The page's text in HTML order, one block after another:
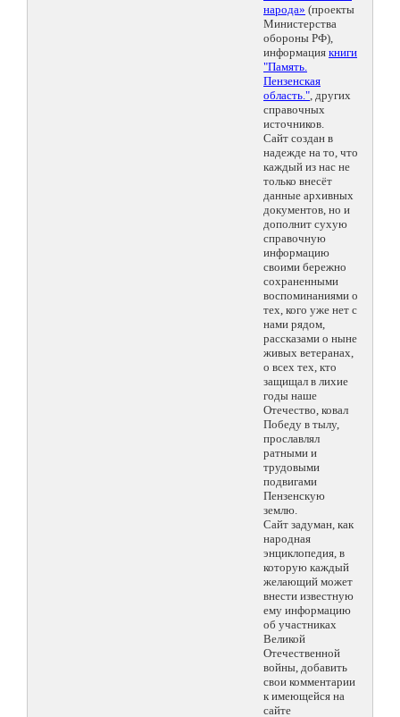
народа» (проекты
Министерства
обороны РФ),
информация книги
"Память.
Пензенская
область.", других
справочных
источников.
Сайт создан в
надежде на то, что
каждый из нас не
только внесёт
данные архивных
документов, но и
дополнит сухую
справочную
информацию
своими бережно
сохраненными
воспоминаниями о
тех, кого уже нет с
нами рядом,
рассказами о ныне
живых ветеранах,
о всех тех, кто
защищал в лихие
годы наше
Отечество, ковал
Победу в тылу,
прославлял
ратными и
трудовыми
подвигами
Пензенскую
землю.
Сайт задуман, как
народная
энциклопедия, в
которую каждый
желающий может
внести известную
ему информацию
об участниках
Великой
Отечественной
войны, добавить
свои комментарии
к имеющейся на
сайте